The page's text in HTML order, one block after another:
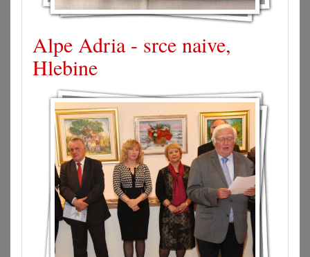
Alpe Adria - srce naive,
Hlebine